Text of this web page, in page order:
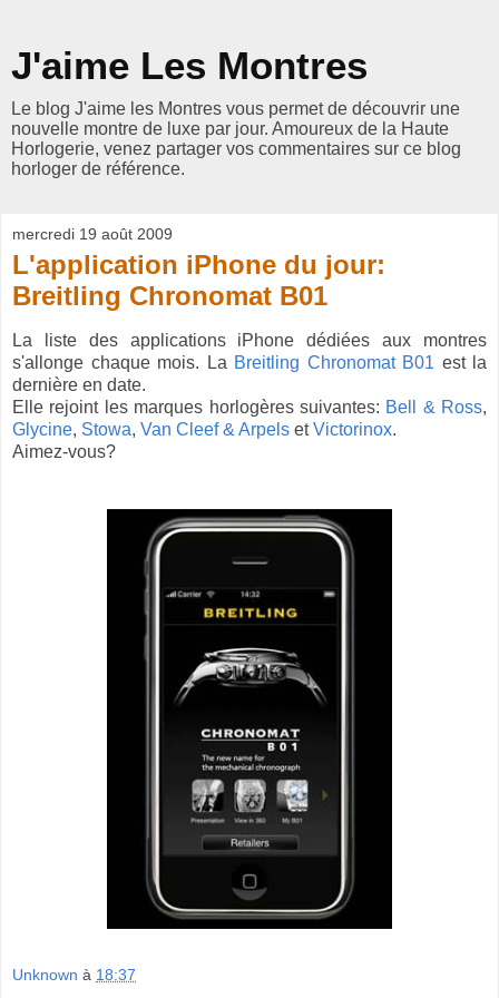
J'aime Les Montres
Le blog J'aime les Montres vous permet de découvrir une
nouvelle montre de luxe par jour. Amoureux de la Haute
Horlogerie, venez partager vos commentaires sur ce blog
horloger de référence.
mercredi 19 août 2009
L'application iPhone du jour:
Breitling Chronomat B01
La liste des applications iPhone dédiées aux montres
s'allonge chaque mois. La Breitling Chronomat B01 est la
dernière en date.
Elle rejoint les marques horlogères suivantes: Bell & Ross,
Glycine, Stowa, Van Cleef & Arpels etVictorinox.
Aimez-vous?
Unknown à 18:37